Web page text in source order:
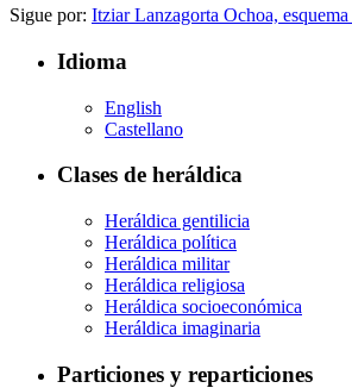
Sigue por: Itziar Lanzagorta Ochoa,
Idioma
English
Castellano
Clases de heráldica
Heráldica gentilicia
Heráldica política
Heráldica militar
Heráldica religiosa
Heráldica socioeconómica
Heráldica imaginaria
Particiones y reparticiones